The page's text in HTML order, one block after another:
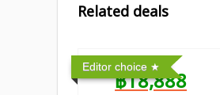
Related deals
Editor choice
฿18,888